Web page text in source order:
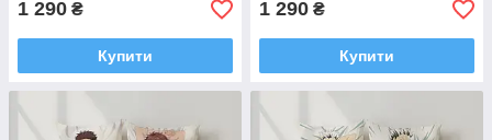
1 290 ₴
Купити
1 290 ₴
Купити